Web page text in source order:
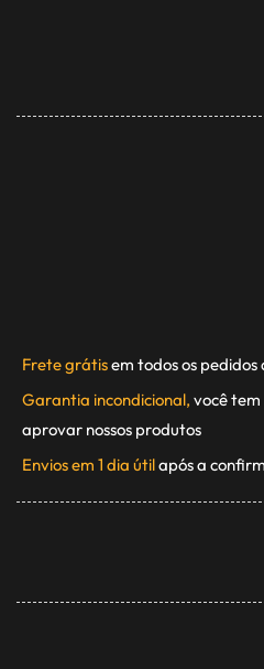
Frete grátisem todos os
Garantia incondicional, você
aprovar nossos produtos
Envios em 1 dia útilapós a